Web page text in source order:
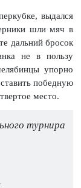
выдался
шли мяч в
дальний бросок
не в пользу
упорно
победную
место.
турнира